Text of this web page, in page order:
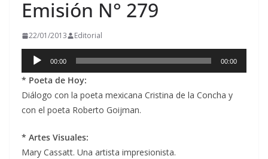
Emisión N° 279
22/01/2013 Editorial
Reproductor
de
audio
00:00 00:00
* Poeta de Hoy:
Diálogo con la poeta mexicana Cristina de la Concha y
con el poeta Roberto Goijman.
* Artes Visuales:
Mary Cassatt. Una artista impresionista.